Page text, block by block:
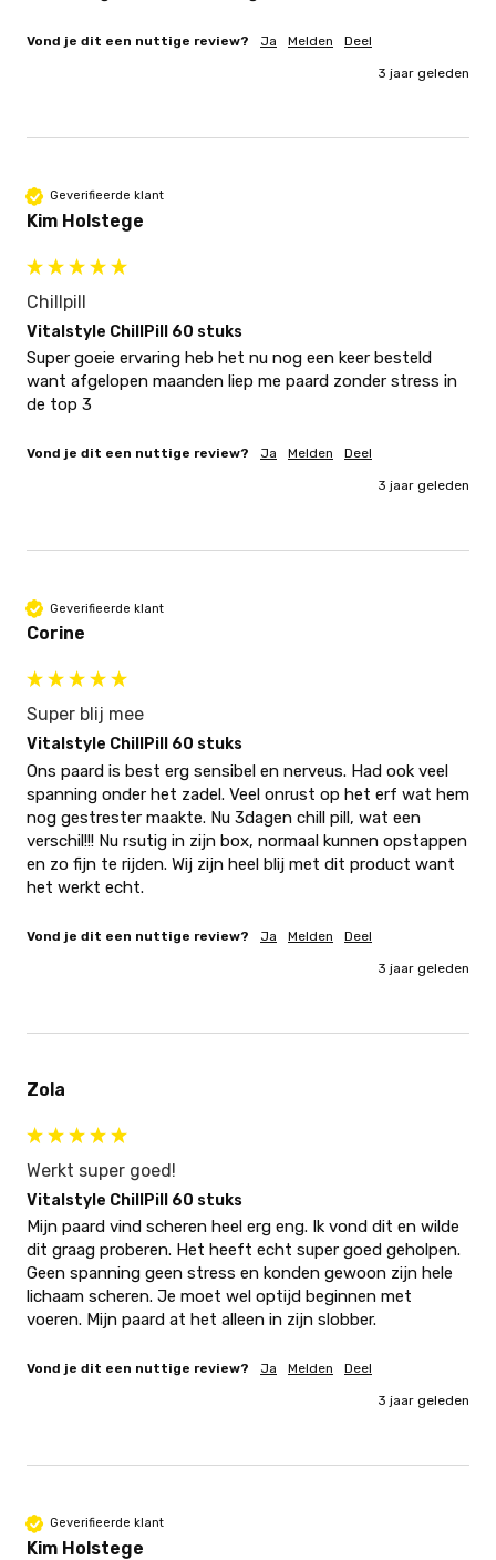
Vond je dit een nuttige review? Ja Melden Deel
3 jaar geleden
Geverifieerde klant
Kim Holstege
Chillpill
Vitalstyle ChillPill 60 stuks
Super goeie ervaring heb het nu nog een keer besteld
want afgelopen maanden liep me paard zonder stress in
de top 3
Vond je dit een nuttige review? Ja Melden Deel
3 jaar geleden
Geverifieerde klant
Corine
Super blij mee
Vitalstyle ChillPill 60 stuks
Ons paard is best erg sensibel en nerveus. Had ook veel
spanning onder het zadel. Veel onrust op het erf wat hem
nog gestrester maakte. Nu 3dagen chill pill, wat een
verschil!!! Nu rsutig in zijn box, normaal kunnen opstappen
en zo fijn te rijden. Wij zijn heel blij met dit product want
het werkt echt.
Vond je dit een nuttige review? Ja Melden Deel
3 jaar geleden
Zola
Werkt super goed!
Vitalstyle ChillPill 60 stuks
Mijn paard vind scheren heel erg eng. Ik vond dit en wilde
dit graag proberen. Het heeft echt super goed geholpen.
Geen spanning geen stress en konden gewoon zijn hele
lichaam scheren. Je moet wel optijd beginnen met
voeren. Mijn paard at het alleen in zijn slobber.
Vond je dit een nuttige review? Ja Melden Deel
3 jaar geleden
Geverifieerde klant
Kim Holstege